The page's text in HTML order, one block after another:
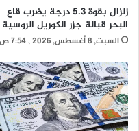
زلزال بقوة 5.3 درجة يضرب قاع
البحر قبالة جزر الكوريل الروسية
السبت, 8 أغسطس, 2026 , 7:54 ص